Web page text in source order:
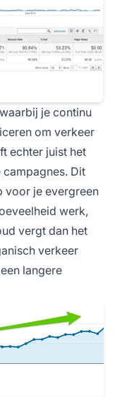
je continu
om verkeer
echter juist het
Dit
voor je evergreen
werk,
vergt dan het
verkeer
langere